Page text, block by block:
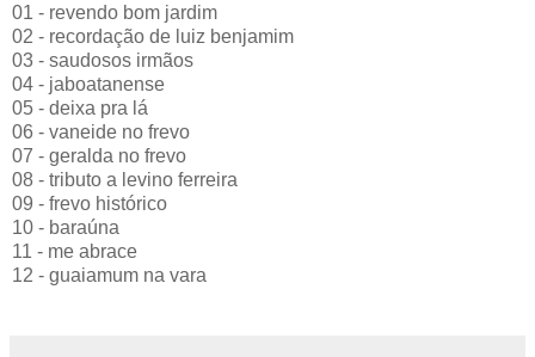
01 - revendo bom jardim
02 - recordação de luiz benjamim
03 - saudosos irmãos
04 - jaboatanense
05 - deixa pra lá
06 - vaneide no frevo
07 - geralda no frevo
08 - tributo a levino ferreira
09 - frevo histórico
10 - baraúna
11 - me abrace
12 - guaiamum na vara